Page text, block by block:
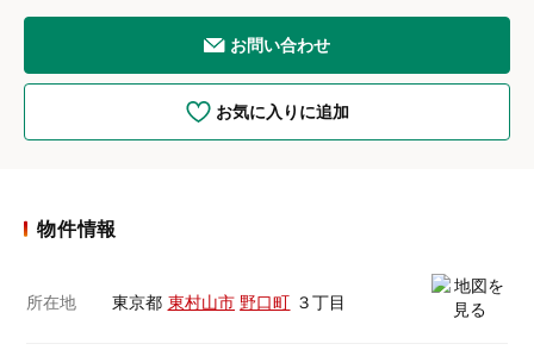
お問い合わせ
お気に入りに追加
物件情報
所在地 東京都 東村山市 野口町 ３丁目